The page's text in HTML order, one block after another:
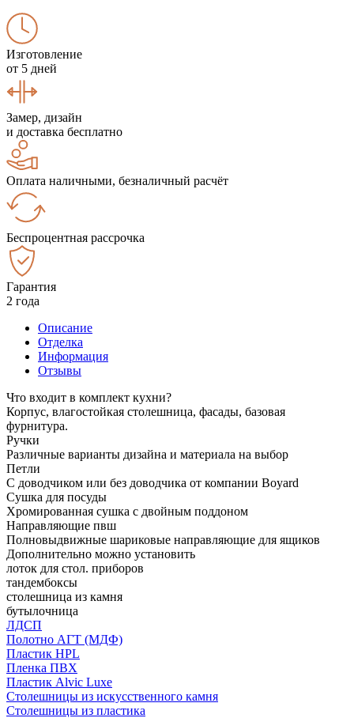
Изготовление
от 5 дней
Замер, дизайн
и доставка бесплатно
Оплата наличными, безналичный расчёт
Беспроцентная рассрочка
Гарантия
2 года
Описание
Отделка
Информация
Отзывы
Что входит в комплект кухни?
Корпус, влагостойкая столешница, фасады, базовая
фурнитура.
Ручки
Различные варианты дизайна и материала на выбор
Петли
С доводчиком или без доводчика от компании Boyard
Сушка для посуды
Хромированная сушка с двойным поддоном
Направляющие пвш
Полновыдвижные шариковые направляющие для ящиков
Дополнительно можно установить
лоток для стол. приборов
тандембоксы
столешница из камня
бутылочница
ЛДСП
Полотно АГТ (МДФ)
Пластик HPL
Пленка ПВХ
Пластик Alvic Luxe
Столешницы из искусственного камня
Столешницы из пластика